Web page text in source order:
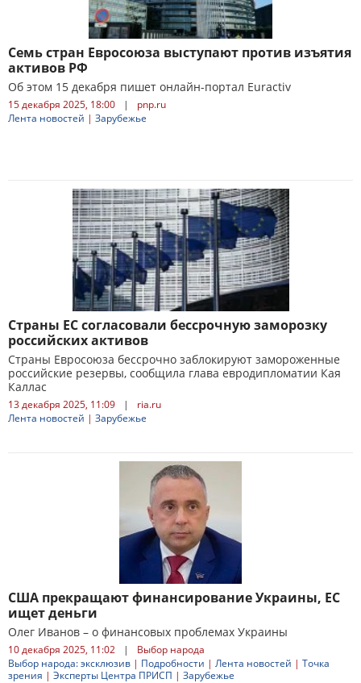
Семь стран Евросоюза выступают против изъятия
активов РФ
Об этом 15 декабря пишет онлайн-портал Euractiv
15 декабря 2025, 18:00 |
pnp.ru
Лента новостей | Зарубежье
Страны ЕС согласовали бессрочную заморозку
российских активов
Страны Евросоюза бессрочно заблокируют замороженные
российские резервы, сообщила глава евродипломатии Кая
Каллас
13 декабря 2025, 11:09 |
ria.ru
Лента новостей | Зарубежье
США прекращают финансирование Украины, ЕС
ищет деньги
Олег Иванов – о финансовых проблемах Украины
10 декабря 2025, 11:02 |
Выбор народа
Выбор народа: эксклюзив | Подробности | Лента новостей | Точка
зрения | Эксперты Центра ПРИСП | Зарубежье